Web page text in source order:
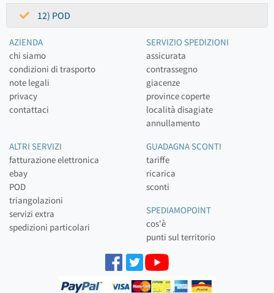
12) POD
AZIENDA
chi siamo
condizioni di trasporto
note legali
privacy
contattaci
SERVIZIO SPEDIZIONI
assicurata
contrassegno
giacenze
province coperte
località disagiate
annullamento
ALTRI SERVIZI
fatturazione elettronica
ebay
POD
triangolazioni
servizi extra
spedizioni particolari
GUADAGNA SCONTI
tariffe
ricarica
sconti
SPEDIAMOPOINT
cos'è
punti sul territorio